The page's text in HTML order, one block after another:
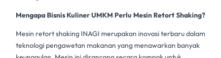
Mengapa Bisnis Kuliner UMKM Perlu Mesin Retort Shaking?
Mesin retort shaking INAGI merupakan inovasi terbaru dalam
teknologi pengawetan makanan yang menawarkan banyak